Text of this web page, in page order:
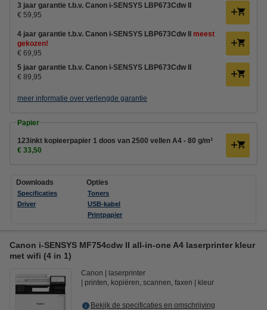
3 jaar garantie t.b.v. Canon i-SENSYS LBP673Cdw II
€ 59,95
4 jaar garantie t.b.v. Canon i-SENSYS LBP673Cdw II meest
gekozen!
€ 69,95
5 jaar garantie t.b.v. Canon i-SENSYS LBP673Cdw II
€ 89,95
meer informatie over verlengde garantie
Papier
123inkt kopieerpapier 1 doos van 2500 vellen A4 - 80 g/m²
€ 33,50
Downloads
Specificaties
Driver
Opties
Toners
USB-kabel
Printpapier
Canon i-SENSYS MF754cdw II all-in-one A4 laserprinter kleur
met wifi (4 in 1)
Canon
laserprinter
printen, kopiëren, scannen, faxen
kleur
Bekijk de specificaties en omschrijving